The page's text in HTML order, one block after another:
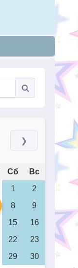
❯
Сб
Вс
1
2
8
9
15
16
22
23
29
30